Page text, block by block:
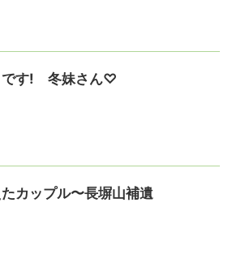
です! 冬妹さん♡
カップル〜長塀山補遺